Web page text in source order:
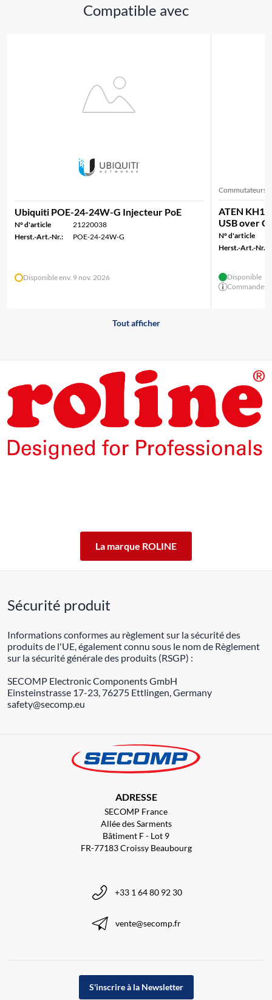
Compatible avec
Ubiquiti POE-24-24W-G Injecteur PoE
N° d'article
21220038
Herst.-Art.-Nr.:
POE-24-24W-G
Disponible env. 9 nov. 2026
Commutateurs
ATEN
USB over
N° d'article
Herst.-Art.-Nr.:
Disponible
Commandes
Tout afficher
La marque ROLINE
Sécurité produit
Informations conformes au règlement sur la sécurité des
produits de l'UE, également connu sous le nom de Règlement
sur la sécurité générale des produits (RSGP) :
SECOMP Electronic Components GmbH
Einsteinstrasse 17-23, 76275 Ettlingen, Germany
safety@secomp.eu
ADRESSE
SECOMP France
Allée des Sarments
Bâtiment F - Lot 9
FR-77183 Croissy Beaubourg
+33 1 64 80 92 30
vente@secomp.fr
S'inscrire à la Newsletter